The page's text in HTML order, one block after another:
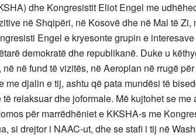
dhe Kongresistit Eliot Engel me
në Shqipëri, në Kosovë dhe në Mal të
Engel e kryesonte grupin e
demokratë dhe republikanë. Duke u
në në fund të vizitës, në Aeroplan në rrugë
me djalin e tij, ashtu që pata mundësi të
të relaksuar dhe joformale. Më kujtohet se
për marrëdhëniet e KKSHA-s me
si drejtor i NAAC-ut, dhe se stafi i tij në